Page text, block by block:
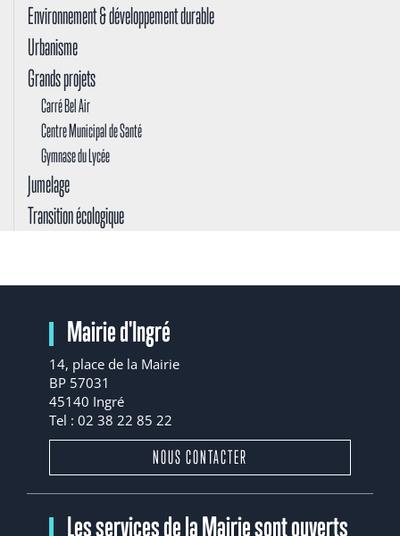
Environnement & développement durable
Urbanisme
Grands projets
Carré Bel Air
Centre Municipal de Santé
Gymnase du Lycée
Jumelage
Transition écologique
Mairie d'Ingré
14, place de la Mairie
BP 57031
45140 Ingré
Tel : 02 38 22 85 22
NOUS CONTACTER
Les services de la Mairie sont ouverts